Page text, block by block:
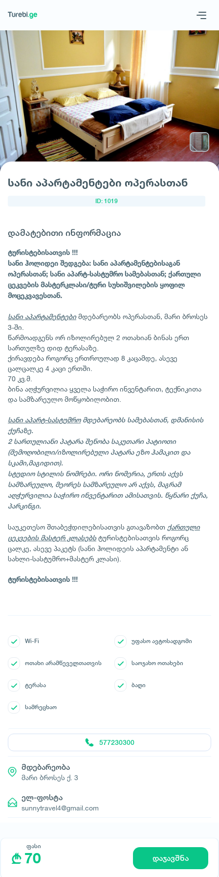
Geo Eng
მოითხოვე სასტუმრო
სანი აპარტამენტები ოპერასთან
ID: 1019
დამატებითი ინფორმაცია
ტურისტებისათვის !!!
სანი ჰოლიდეი შედგება: სანი აპარტამენტებისაგან
ოპერასთან; სანი აპარტ-სასტუმრო სამებასთან; ქართული
ცეკვების მასტერკლასი/ტური სუხიშვილების ყოფილ
მოცეკვავესთან.
სანი აპარტამენტებიმდებარეობს ოპერასთან, მარი ბროსეს
3-ში.
წარმოადგენს ორ იზოლირებულ 2 ოთახიან ბინას ერთ
სართულზე დიდ ტერასაზე.
ქირავდება როგორც ერთროულად 8 კაცამდე, ასევე
ცალცალკე 4 კაცი ერთში.
70 კვ.მ.
ბინა აღჭურვილია ყველა საჭირო ინვენტარით, ტექნიკითა
და სამზარეულო მოწყობილობით.
სანი აპარტ-სასტუმრომდებარეობს სამებასთან, დმანისის
ქუჩაზე.
2 სართულიანი პატარა შენობა საკუთარი პატიოთი
(შემოღობილი/იზოლირებული პატარა ეზო ჰამაკით და
სკამი,მაგიდით).
სტუდიო სტილის ნომრები. ორი ნომერია, ერთს აქვს
სამზარეულო, მეორეს სამზარეულო არ აქვს, მაგრამ
აღჭურვილია საჭირო ინვენტარით ამისათვის. წყნარი ქუჩა,
პარკინგი.
საუკეთესო შთაბეჭდილებისათვის გთავაზობთ ქართული
ცეკვების მასტერ კლასებსტურისტებისათვის როგორც
ცალკე, ასევე პაკეტს (სანი ჰოლიდეის აპარტამენტი ან
სახლი-სასტუმრო+მასტერ კლასი).
ტურისტებისათვის !!!
Wi-Fi უფასო ავტოსადგომი
ოთახი არამწეველთათვის საოჯახო ოთახები
ტერასა ბაღი
სამრეცხაო
ფასი
70 დაჯავშნა
577230300
მდებარეობა
მარი ბროსეს ქ. 3
ელ-ფოსტა
sunnytravel4@gmail.com
© All rights reserved 2026 - დამზადებულია